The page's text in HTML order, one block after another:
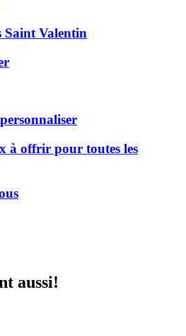
Saint Valentin
à offrir pour toutes les
aussi!